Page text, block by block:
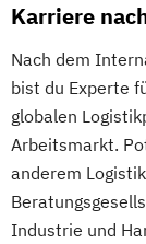
Karriere
Nach dem
bist du Experte
globalen
Arbeitsmarkt.
anderem
Industrie und